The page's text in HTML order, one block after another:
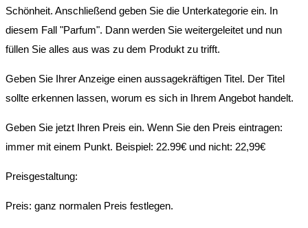
Schönheit. Anschließend geben Sie die Unterkategorie ein. In
diesem Fall "Parfum". Dann werden Sie weitergeleitet und nun
füllen Sie alles aus was zu dem Produkt zu trifft.
Geben Sie Ihrer Anzeige einen aussagekräftigen Titel. Der Titel
sollte erkennen lassen, worum es sich in Ihrem Angebot handelt.
Geben Sie jetzt Ihren Preis ein. Wenn Sie den Preis eintragen:
immer mit einem Punkt. Beispiel: 22.99€ und nicht: 22,99€
Preisgestaltung:
Preis: ganz normalen Preis festlegen.